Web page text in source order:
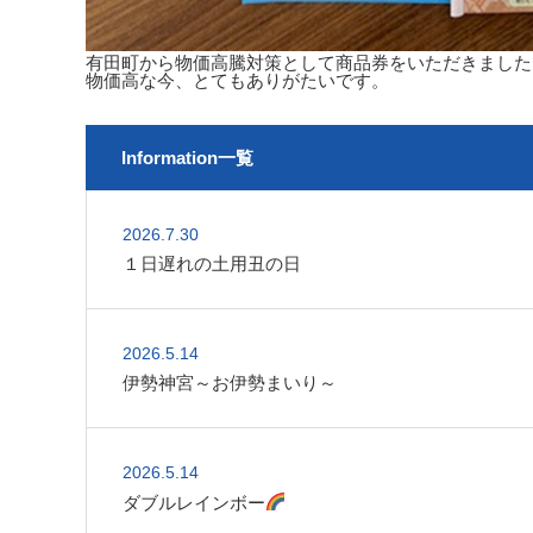
有田町から物価高騰対策として商品券をいただきまし
物価高な今、とてもありがたいです。
Information一覧
2026.7.30
１日遅れの土用丑の日
2026.5.14
伊勢神宮～お伊勢まいり～
2026.5.14
ダブルレインボー